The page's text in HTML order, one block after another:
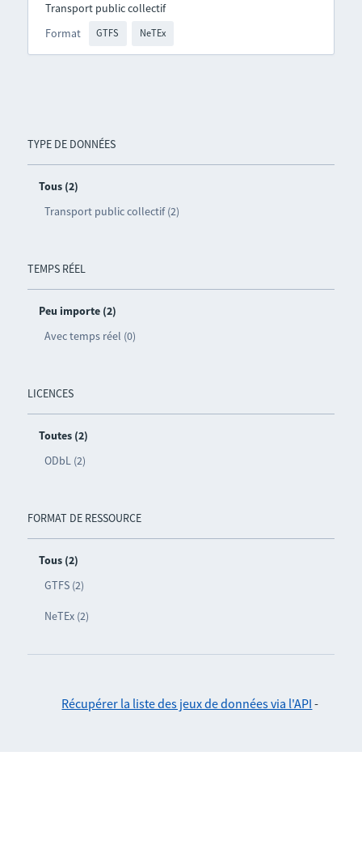
TYPE DE DONNÉES
Tous (2)
Transport public collectif (2)
TEMPS RÉEL
Peu importe (2)
Avec temps réel (0)
LICENCES
Toutes (2)
ODbL (2)
FORMAT DE RESSOURCE
Tous (2)
GTFS (2)
NeTEx (2)
Format GTFS NeTEx
Transport public collectif
Récupérer la liste des jeux de données via l'API -